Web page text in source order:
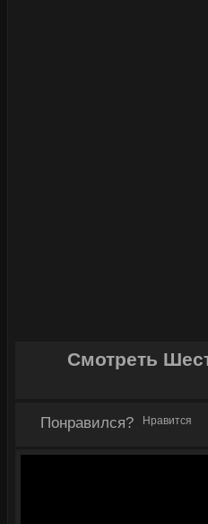
Смотреть
Понравился? Нравится